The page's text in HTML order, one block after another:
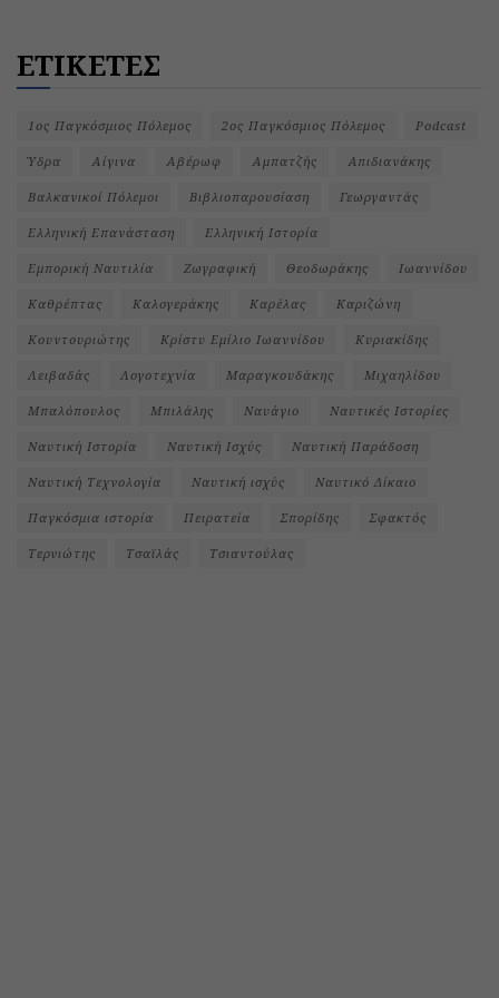
ΕΤΙΚΕΤΕΣ
1ος Παγκόσμιος Πόλεμος 2ος Παγκόσμιος Πόλεμος Podcast
Ύδρα Αίγινα Αβέρωφ Αμπατζής Απιδιανάκης
Βαλκανικοί Πόλεμοι Βιβλιοπαρουσίαση Γεωργαντάς
Ελληνική Επανάσταση Ελληνική Ιστορία
Εμπορική Ναυτιλία Ζωγραφική Θεοδωράκης Ιωαννίδου
Καθρέπτας Καλογεράκης Καρέλας Καριζώνη
Κουντουριώτης Κρίστυ Εμίλιο Ιωαννίδου Κυριακίδης
Λειβαδάς Λογοτεχνία Μαραγκουδάκης Μιχαηλίδου
Μπαλόπουλος Μπιλάλης Ναυάγιο Ναυτικές Ιστορίες
Ναυτική Ιστορία Ναυτική Ισχύς Ναυτική Παράδοση
Ναυτική Τεχνολογία Ναυτική ισχύς Ναυτικό Δίκαιο
Παγκόσμια ιστορία Πειρατεία Σπορίδης Σφακτός
Τερνιώτης Τσαϊλάς Τσιαντούλας